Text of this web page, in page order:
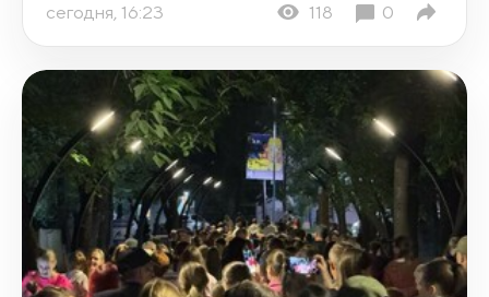
сегодня, 16:23 118 0